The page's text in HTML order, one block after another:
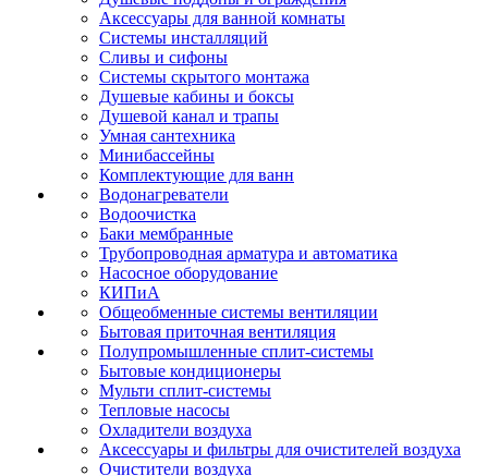
Аксессуары для ванной комнаты
Системы инсталляций
Сливы и сифоны
Системы скрытого монтажа
Душевые кабины и боксы
Душевой канал и трапы
Умная сантехника
Минибассейны
Комплектующие для ванн
Водонагреватели
Водоочистка
Баки мембранные
Трубопроводная арматура и автоматика
Насосное оборудование
КИПиА
Общеобменные системы вентиляции
Бытовая приточная вентиляция
Полупромышленные сплит-системы
Бытовые кондиционеры
Мульти сплит-системы
Тепловые насосы
Охладители воздуха
Аксессуары и фильтры для очистителей воздуха
Очистители воздуха